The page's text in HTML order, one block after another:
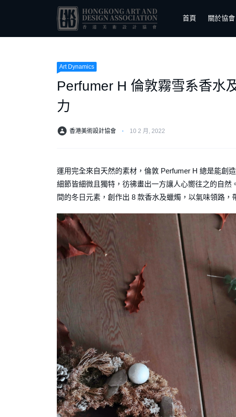
首頁 關於協會
Art Dynamics
Perfumer H 倫敦霧雪系香水
力
香港美術設計協會 ⋅ 10 2 月, 2022
運用完全來自天然的素材，倫敦 Perfumer H 總是能創
細節皆細微且獨特，彷彿畫出一方讓人心嚮往之的自
間的冬日元素，創作出 8 款香水及蠟燭，以氣味領路，